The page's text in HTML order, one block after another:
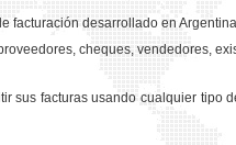
facturación desarrollado en
cheques, vendedores,
sus facturas usando cualquier tipo